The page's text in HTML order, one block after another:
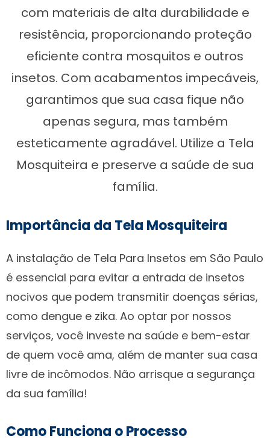
com materiais de alta durabilidade e
resistência, proporcionando proteção
eficiente contra mosquitos e outros
insetos. Com acabamentos impecáveis,
garantimos que sua casa fique não
apenas segura, mas também
esteticamente agradável. Utilize a Tela
Mosquiteira e preserve a saúde de sua
família.
Importância da Tela Mosquiteira
A instalação de Tela Para Insetos em São Paulo
é essencial para evitar a entrada de insetos
nocivos que podem transmitir doenças sérias,
como dengue e zika. Ao optar por nossos
serviços, você investe na saúde e bem-estar
de quem você ama, além de manter sua casa
livre de incômodos. Não arrisque a segurança
da sua família!
Como Funciona o Processo